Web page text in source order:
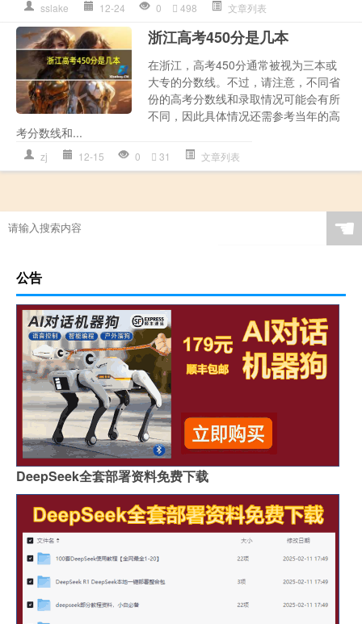
sslake 12-24 0 498 文章列表
浙江高考450分是几本
在浙江，高考450分通常被视为三本或
大专的分数线。不过，请注意，不同省
份的高考分数线和录取情况可能会有所
不同，因此具体情况还需参考当年的高
考分数线和...
zj 12-15 0 31 文章列表
☚
公告
DeepSeek全套部署资料免费下载